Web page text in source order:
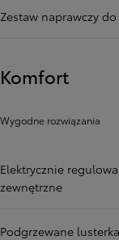
Zestaw naprawczy
Komfort
Wygodne rozwiązania
Elektrycznie
zewnętrzne
Podgrzewane lusterka